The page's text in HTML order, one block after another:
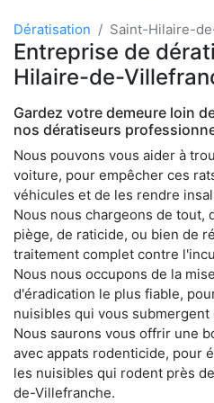
Dératisation Saint-Hilaire-
Entreprise de
Hilaire-de-
Gardez votre demeure loin
nos dératiseurs
Nous pouvons vous aider à
voiture, pour empêcher ces
véhicules et de les rendre
Nous nous chargeons de tout,
piège, de raticide, ou bien de
traitement complet contre
Nous nous occupons de la
d'éradication le plus fiable,
nuisibles qui vous
Nous saurons vous offrir une
avec appats rodenticide, pour
les nuisibles qui rodent près
de-Villefranche.